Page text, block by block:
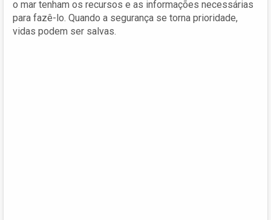
o mar tenham os recursos e as informações necessárias
para fazê-lo. Quando a segurança se torna prioridade,
vidas podem ser salvas.